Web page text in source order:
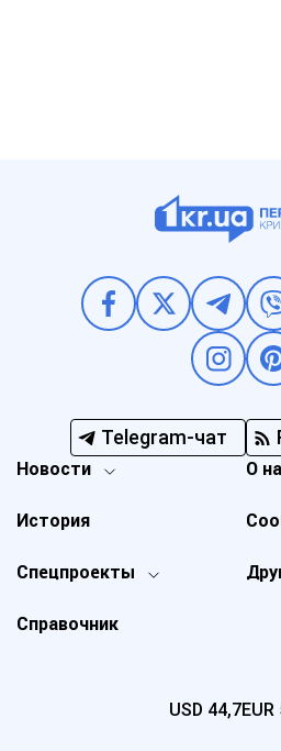
Telegram-чат
Новости
Спецпроекты
История
О
Справочник
USD 44,7EUR